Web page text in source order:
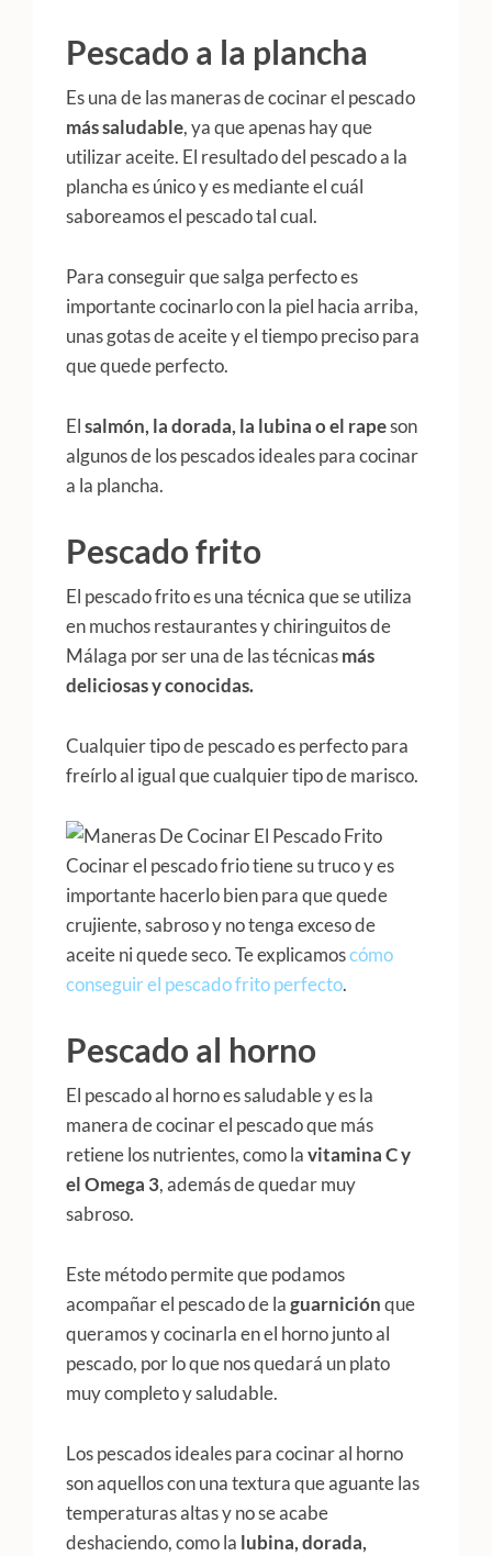
Pescado a la plancha
Es una de las maneras de cocinar el pescado
más saludable, ya que apenas hay que
utilizar aceite. El resultado del pescado a la
plancha es único y es mediante el cuál
saboreamos el pescado tal cual.
Para conseguir que salga perfecto es
importante cocinarlo con la piel hacia arriba,
unas gotas de aceite y el tiempo preciso para
que quede perfecto.
Elsalmón, la dorada, la lubina o el rapeson
algunos de los pescados ideales para cocinar
a la plancha.
Pescado frito
El pescado frito es una técnica que se utiliza
en muchos restaurantes y chiringuitos de
Málaga por ser una de las técnicasmás
deliciosas y conocidas.
Cualquier tipo de pescado es perfecto para
freírlo al igual que cualquier tipo de marisco.
Cocinar el pescado frio tiene su truco y es
importante hacerlo bien para que quede
crujiente, sabroso y no tenga exceso de
aceite ni quede seco. Te explicamoscómo
conseguir el pescado frito perfecto.
Pescado al horno
El pescado al horno es saludable y es la
manera de cocinar el pescado que más
retiene los nutrientes, como lavitamina C y
el Omega 3, además de quedar muy
sabroso.
Este método permite que podamos
acompañar el pescado de laguarniciónque
queramos y cocinarla en el horno junto al
pescado, por lo que nos quedará un plato
muy completo y saludable.
Los pescados ideales para cocinar al horno
son aquellos con una textura que aguante las
temperaturas altas y no se acabe
deshaciendo, como la lubina, dorada,